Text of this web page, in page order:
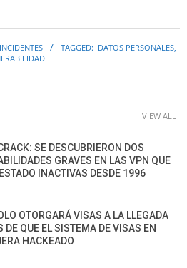
INCIDENTES TAGGED: DATOS PERSONALES,
VIEW ALL
SE DESCUBRIERON DOS
GRAVES EN LAS VPN QUE
INACTIVAS DESDE 1996
OTORGARÁ VISAS A LA LLEGADA
DE QUE EL SISTEMA DE VISAS EN
HACKEADO